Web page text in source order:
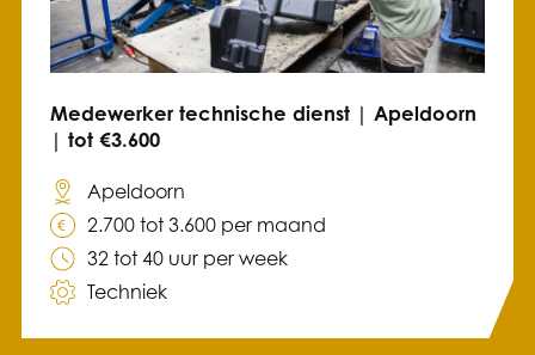
Medewerker technische dienst | Apeldoorn
| tot €3.600
Apeldoorn
2.700 tot 3.600 per maand
32 tot 40 uur per week
Techniek